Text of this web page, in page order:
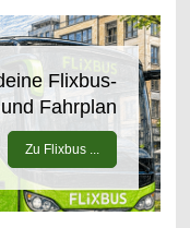
Flixbus-
Fahrplan
Zu Flixbus ...